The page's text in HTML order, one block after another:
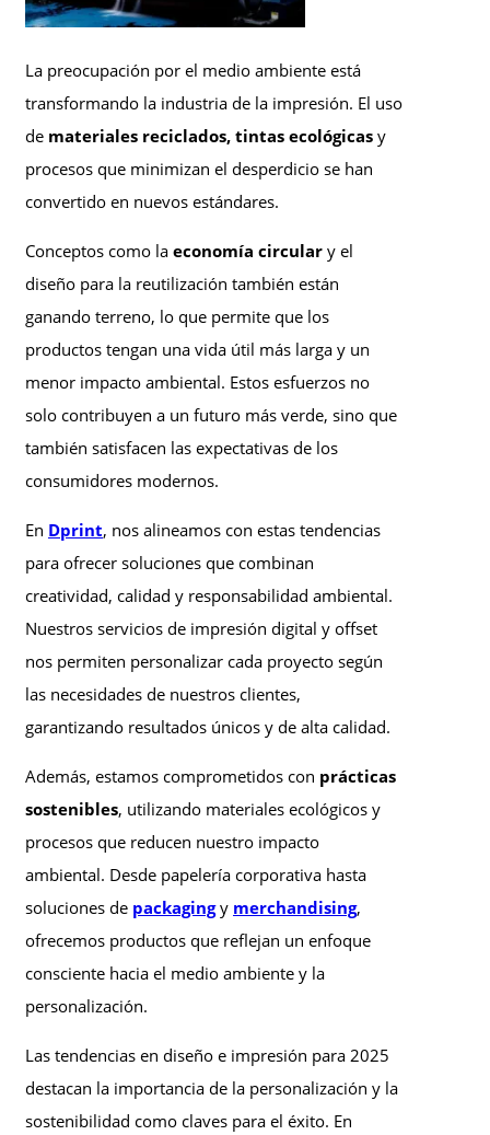
La preocupación por el medio ambiente está
transformando la industria de la impresión. El uso
de materiales reciclados, tintas ecológicas y
procesos que minimizan el desperdicio se han
convertido en nuevos estándares.
Conceptos como la economía circular y el
diseño para la reutilización también están
ganando terreno, lo que permite que los
productos tengan una vida útil más larga y un
menor impacto ambiental. Estos esfuerzos no
solo contribuyen a un futuro más verde, sino que
también satisfacen las expectativas de los
consumidores modernos.
En Dprint, nos alineamos con estas tendencias
para ofrecer soluciones que combinan
creatividad, calidad y responsabilidad ambiental.
Nuestros servicios de impresión digital y offset
nos permiten personalizar cada proyecto según
las necesidades de nuestros clientes,
garantizando resultados únicos y de alta calidad.
Además, estamos comprometidos con prácticas
sostenibles, utilizando materiales ecológicos y
procesos que reducen nuestro impacto
ambiental. Desde papelería corporativa hasta
soluciones de packagingy merchandising,
ofrecemos productos que reflejan un enfoque
consciente hacia el medio ambiente y la
personalización.
Las tendencias en diseño e impresión para 2025
destacan la importancia de la personalización y la
sostenibilidad como claves para el éxito. En